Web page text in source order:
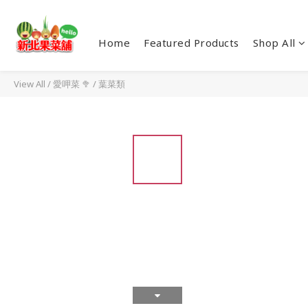
Home Featured Products Shop All
View All /愛呷菜 🥦 /葉菜類